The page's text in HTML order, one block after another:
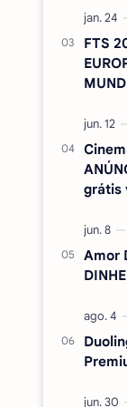
FTS
grátis
Amor